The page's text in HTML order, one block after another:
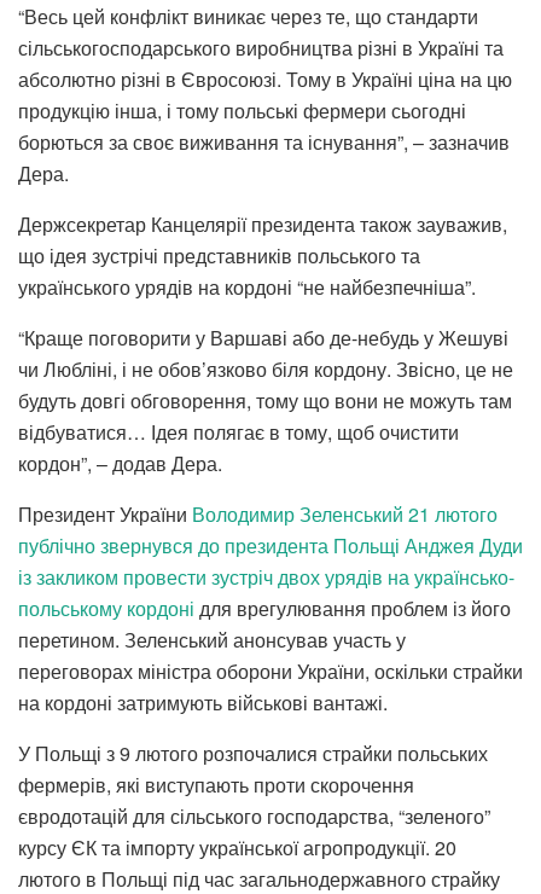
“Весь цей конфлікт виникає через те, що стандарти
сільськогосподарського виробництва різні в Україні та
абсолютно різні в Євросоюзі. Тому в Україні ціна на цю
продукцію інша, і тому польські фермери сьогодні
борються за своє виживання та існування”, – зазначив
Дера.
Держсекретар Канцелярії президента також зауважив,
що ідея зустрічі представників польського та
українського урядів на кордоні “не найбезпечніша”.
“Краще поговорити у Варшаві або де-небудь у Жешуві
чи Любліні, і не обов’язково біля кордону. Звісно, це не
будуть довгі обговорення, тому що вони не можуть там
відбуватися… Ідея полягає в тому, щоб очистити
кордон”, – додав Дера.
Президент України Володимир Зеленський 21 лютого
публічно звернувся до президента Польщі Анджея Дуди
із закликом провести зустріч двох урядів на українсько-
польському кордоні для врегулювання проблем із його
перетином. Зеленський анонсував участь у
переговорах міністра оборони України, оскільки страйки
на кордоні затримують військові вантажі.
У Польщі з 9 лютого розпочалися страйки польських
фермерів, які виступають проти скорочення
євродотацій для сільського господарства, “зеленого”
курсу ЄК та імпорту української агропродукції. 20
лютого в Польщі під час загальнодержавного страйку